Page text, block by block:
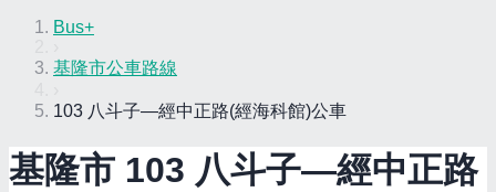
Bus+
基隆市公車路線
103 八斗子—經中正路(經海科館)公車
基隆市 103 八斗子—經中正路